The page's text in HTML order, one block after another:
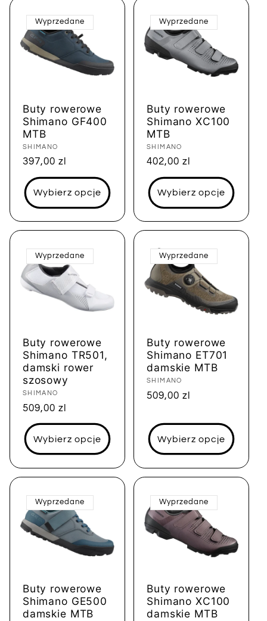
Wyprzedane
Buty rowerowe
Shimano GF400
MTB
Dostawca:
SHIMANO
Cena
regularna
397,00 zl
Wybierz opcje
Wyprzedane
Buty rowerowe
Shimano XC100
MTB
Dostawca:
SHIMANO
Cena
regularna
402,00 zl
Wybierz opcje
Wyprzedane
Buty rowerowe
Shimano TR501,
damski rower
szosowy
Dostawca:
SHIMANO
Cena
regularna
509,00 zl
Wybierz opcje
Wyprzedane
Buty rowerowe
Shimano ET701
damskie MTB
Dostawca:
SHIMANO
Cena
509,00 zl
Wybierz opcje
Wyprzedane
Buty rowerowe
Shimano GE500
damskie MTB
Wyprzedane
Buty rowerowe
Shimano XC100
damskie MTB